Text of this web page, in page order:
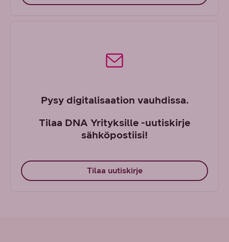
Pysy digitalisaation vauhdissa.
Tilaa DNA Yrityksille -uutiskirje
sähköpostiisi!
Tilaa uutiskirje